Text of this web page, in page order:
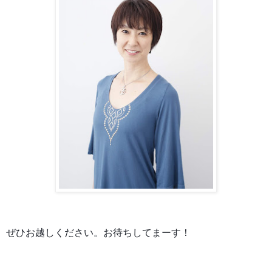
ぜひお越しください。お待ちしてまーす！